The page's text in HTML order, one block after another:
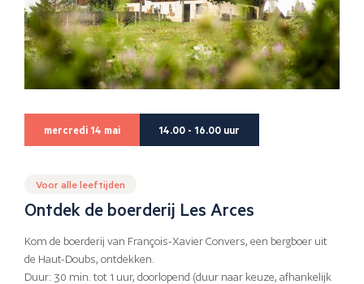
mercredi 14 mai 14.00 - 16.00 uur
Voor alle leeftijden
Ontdek de boerderij Les Arces
Kom de boerderij van François-Xavier Convers, een bergboer uit
de Haut-Doubs, ontdekken.
Duur: 30 min. tot 1 uur, doorlopend (duur naar keuze, afhankelijk